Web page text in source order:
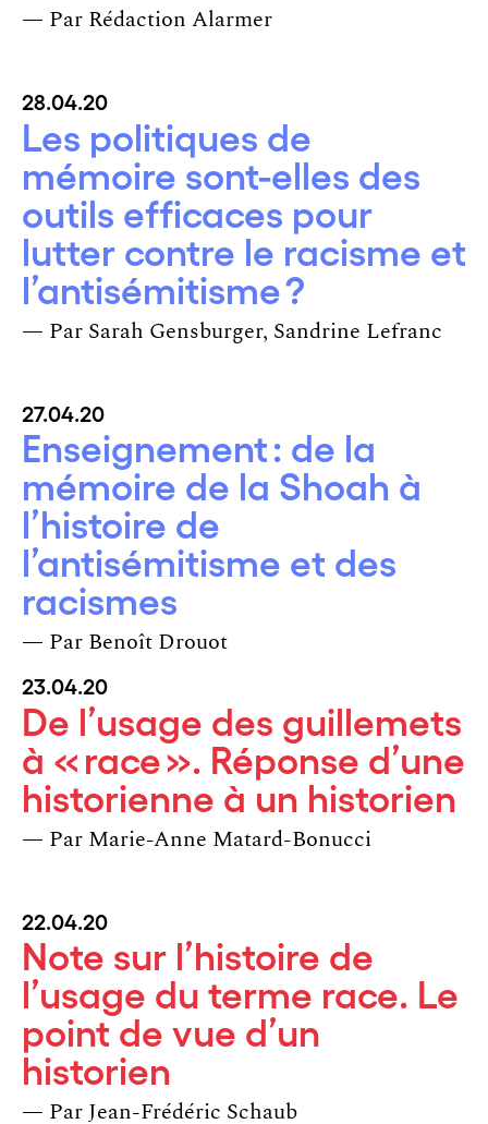
— Par Rédaction Alarmer
28.04.20
Les politiques de
mémoire sont-elles des
outils efficaces pour
lutter contre le racisme et
l’antisémitisme ?
— Par Sarah Gensburger Sandrine Lefranc
27.04.20
Enseignement : de la
mémoire de la Shoah à
l’histoire de
l’antisémitisme et des
racismes
— Par Benoît Drouot
23.04.20
De l’usage des guillemets
à « race ». Réponse d’une
historienne à un historien
— Par Marie-Anne Matard-Bonucci
22.04.20
Note sur l’histoire de
l’usage du terme race. Le
point de vue d’un
historien
— Par Jean-Frédéric Schaub